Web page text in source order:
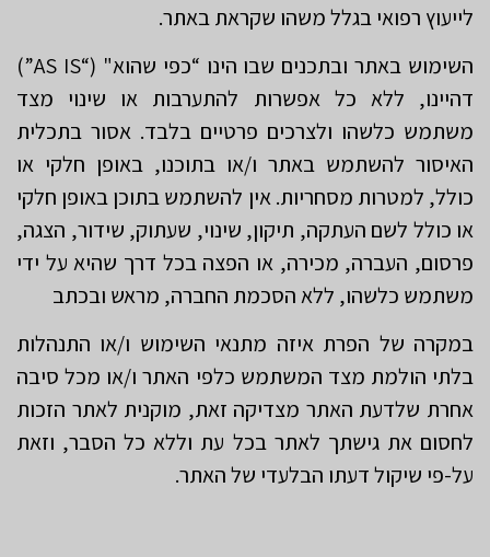
לייעוץ רפואי בגלל משהו שקראת באתר.
השימוש באתר ובתכנים שבו הינו “כפי שהוא" (“AS IS”)
דהיינו, ללא כל אפשרות להתערבות או שינוי מצד
משתמש כלשהו ולצרכים פרטיים בלבד. אסור בתכלית
האיסור להשתמש באתר ו/או בתוכנו, באופן חלקי או
כולל, למטרות מסחריות. אין להשתמש בתוכן באופן חלקי
או כולל לשם העתקה, תיקון, שינוי, שעתוק, שידור, הצגה,
פרסום, העברה, מכירה, או הפצה בכל דרך שהיא על ידי
משתמש כלשהו, ללא הסכמת החברה, מראש ובכתב
במקרה של הפרת איזה מתנאי השימוש ו/או התנהלות
בלתי הולמת מצד המשתמש כלפי האתר ו/או מכל סיבה
אחרת שלדעת האתר מצדיקה זאת, מוקנית לאתר הזכות
לחסום את גישתך לאתר בכל עת וללא כל הסבר, וזאת
על-פי שיקול דעתו הבלעדי של האתר.